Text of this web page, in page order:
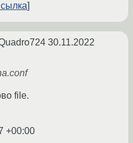
30.11.2022
file.
+00:00